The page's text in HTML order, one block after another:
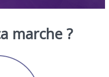
marche ?